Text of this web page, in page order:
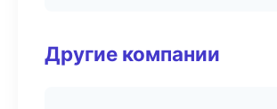
Другие компании